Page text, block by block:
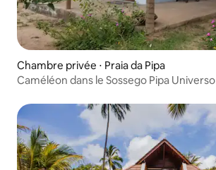
Chambre privée ⋅ Praia da Pipa
Caméléon dans le Sossego Pipa Universo